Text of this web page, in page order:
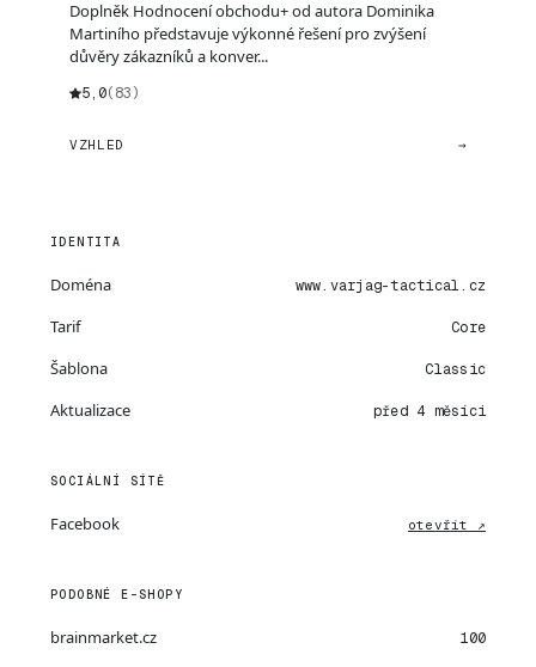
Doplněk Hodnocení obchodu+ od autora Dominika
Martiního představuje výkonné řešení pro zvýšení
důvěry zákazníků a konver...
5,0(83)
VZHLED →
IDENTITA
Doména www.varjag-tactical.cz
Tarif Core
Šablona Classic
Aktualizace před 4 měsíci
SOCIÁLNÍ SÍTĚ
Facebook otevřít ↗
PODOBNÉ E-SHOPY
brainmarket.cz 100